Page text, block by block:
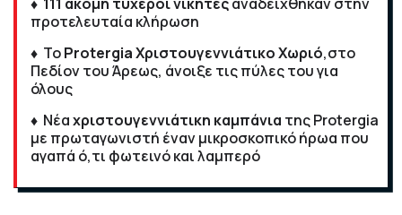
προτελευταία κλήρωση
♦ ΤοProtergiaΧριστουγεννιάτικο Χωριό,στο
Πεδίον του Άρεως, άνοιξε τις πύλες του για
όλους
♦ Νέαχριστουγεννιάτικη καμπάνια της Protergia
με πρωταγωνιστή έναν μικροσκοπικό ήρωα που
αγαπά ό,τι φωτεινό και λαμπερό